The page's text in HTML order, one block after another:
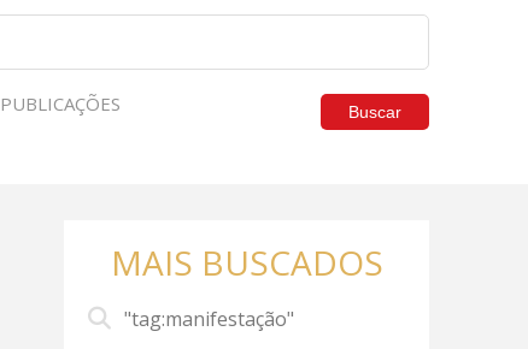
PUBLICAÇÕES Buscar
MAIS BUSCADOS
"tag:manifestação"